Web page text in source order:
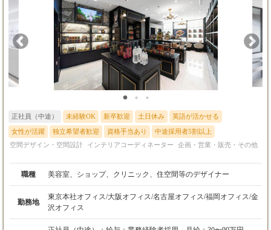
正社員（中途） 未経験OK 新卒歓迎 土日休み 英語が活かせる
女性が活躍 独立希望者歓迎 資格手当あり
中途採用者5割以上
空間デザイン・空間設計
インテリアコーディネーター 企画・営業・販売・その他
職種 美容室、ショップ、クリニック、住空間等のデザイナー
勤務地
東京本社オフィス/大阪オフィス/名古屋オフィス/福岡オフィス/金
沢オフィス